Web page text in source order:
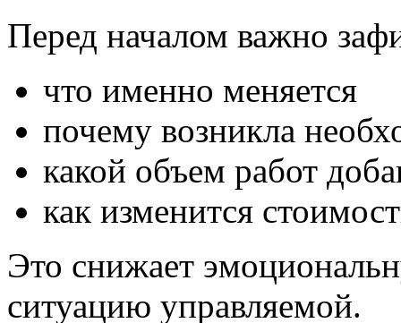
Перед началом важно
что именно меняется
почему возникла
какой объем работ
как изменится
Это снижает
ситуацию управляемой.